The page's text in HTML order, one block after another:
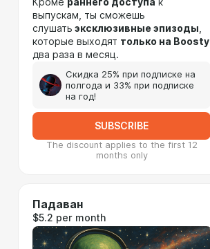
выпускам, ты сможешь
слушать эксклюзивные эпизоды
которые выходят только на Boosty
два раза в месяц.
Скидка 25% при подписке на
полгода и 33% при подписке
на год!
SUBSCRIBE
The discount applies to the first 12
months only
Падаван
$5.2 per month